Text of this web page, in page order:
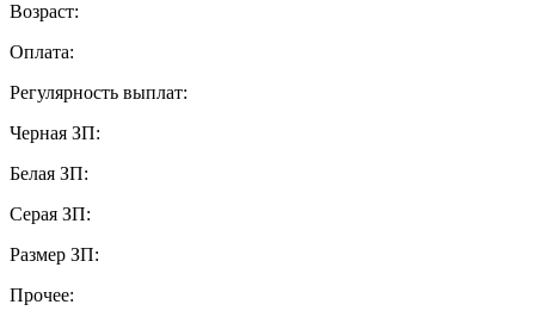
Возраст:
Оплата:
Регулярность выплат:
Черная ЗП:
Белая ЗП:
Серая ЗП:
Размер ЗП:
Прочее: